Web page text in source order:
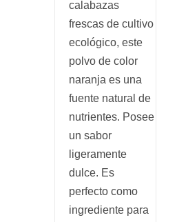
calabazas
frescas de cultivo
ecológico, este
polvo de color
naranja es una
fuente natural de
nutrientes. Posee
un sabor
ligeramente
dulce. Es
perfecto como
ingrediente para